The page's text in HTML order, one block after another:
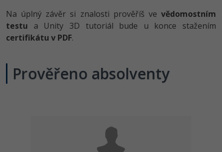
Time management
Linux
Elektronický podpis
Video
Ostatní
Na úplný závěr si znalosti prověříš ve vědomostním
testu a Unity 3D tutoriál bude u konce stažením
certifikátu v PDF.
Prověřeno absolventy